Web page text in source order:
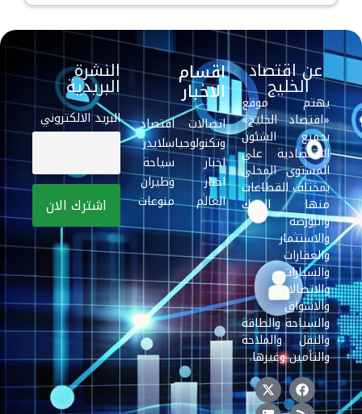
عن اقتصاد
الخليج
يهتم موقع
«اقتصاد الخليج»
بجميع الشئون
الاقتصادية علي
المستوي المحلي
بمختلف القطاعات
منها البنوك
والبورصة
والاستثمار
والعقارات
والسيارات
والاتصالات
والاسواق
والسياحة والطاقة
والنقل والملاحة
والتأمين وغيرها.
اقسام
الاخبار
اتصالات
وتكنولوجيا
اخبار
اخبار
العالم
اقتصاد
سلايدر
سياحة
وطيران
منوعات
النشرة
البريدية
البريد الالكتروني